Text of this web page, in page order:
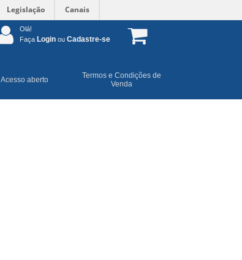
Legislação Canais
Olá!
Faça Login ou Cadastre-se
Acesso aberto
Termos e Condições de
Venda